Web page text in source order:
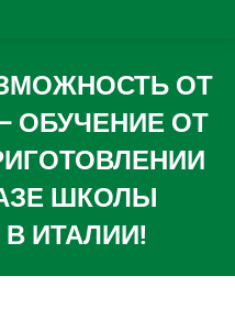
ОТ
— ОБУЧЕНИЕ ОТ
ШКОЛЫ
В ИТАЛИИ!
здесь: